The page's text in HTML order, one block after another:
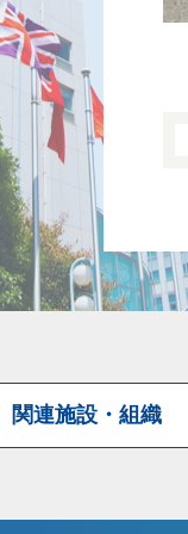
関連施設・組織